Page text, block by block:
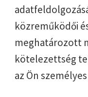
közreműködői
meghatározott
kötelezettség
az Ön